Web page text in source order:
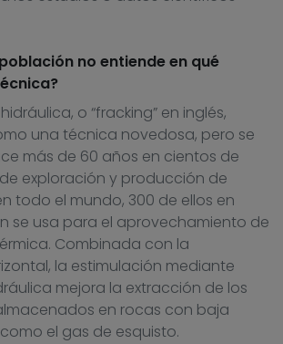
no entiende en qué
o “fracking” en inglés,
una técnica novedosa, pero se
más de 60 años en cientos de
exploración y producción de
todo el mundo, 300 de ellos en
se usa para el aprovechamiento de
Combinada con la
la estimulación mediante
mejora la extracción de los
en rocas con baja
el gas de esquisto.